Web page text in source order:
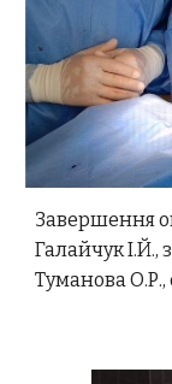
Завершення
Галайчук І.Й.,
Туманова О.Р.,